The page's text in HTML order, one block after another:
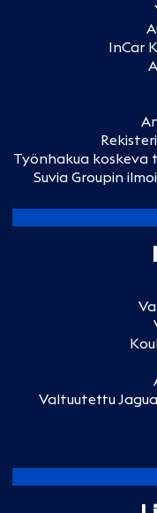
InCar
Työnhakua koskeva
Suvia Groupin
Valtuutettu